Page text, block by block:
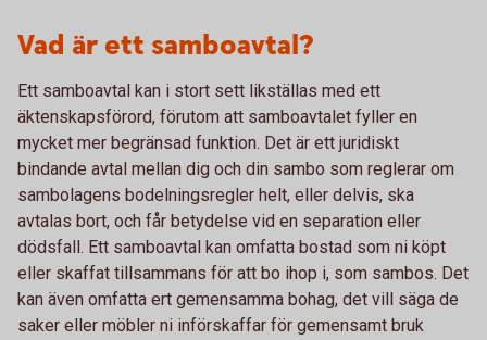
Vad är ett samboavtal?
Ett samboavtal kan i stort sett likställas med ett
äktenskapsförord, förutom att samboavtalet fyller en
mycket mer begränsad funktion. Det är ett juridiskt
bindande avtal mellan dig och din sambo som reglerar om
sambolagens bodelningsregler helt, eller delvis, ska
avtalas bort, och får betydelse vid en separation eller
dödsfall. Ett samboavtal kan omfatta bostad som ni köpt
eller skaffat tillsammans för att bo ihop i, som sambos. Det
kan även omfatta ert gemensamma bohag, det vill säga de
saker eller möbler ni införskaffar för gemensamt bruk